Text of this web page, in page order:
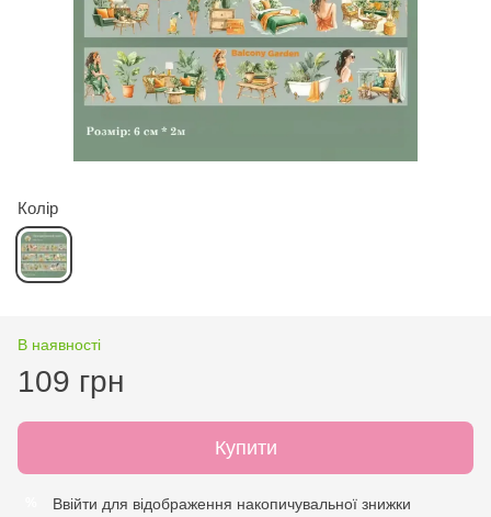
Колір
В наявності
109 грн
Купити
Ввійти для відображення накопичувальної знижки